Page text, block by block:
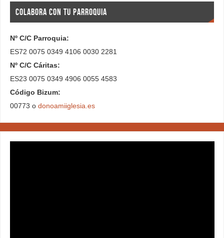
COLABORA CON TU PARROQUIA
Nº C/C Parroquia:
ES72 0075 0349 4106 0030 2281
Nº C/C Cáritas:
ES23 0075 0349 4906 0055 4583
Código Bizum:
00773 o donoamiiglesia.es